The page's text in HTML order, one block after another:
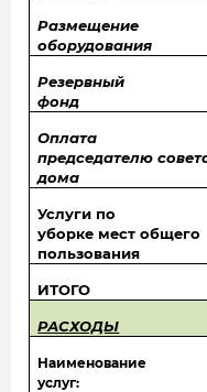
Размещение
оборудования
Резервный
фонд
Оплата
председателю
дома
Услуги по
уборке мест общего
пользования
ИТОГО
РАСХОДЫ
Наименование
услуг: